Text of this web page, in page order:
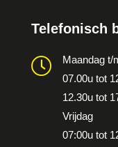
Telefonisch
Maandag t/
07.00u tot
12.30u tot
Vrijdag
07:00u tot